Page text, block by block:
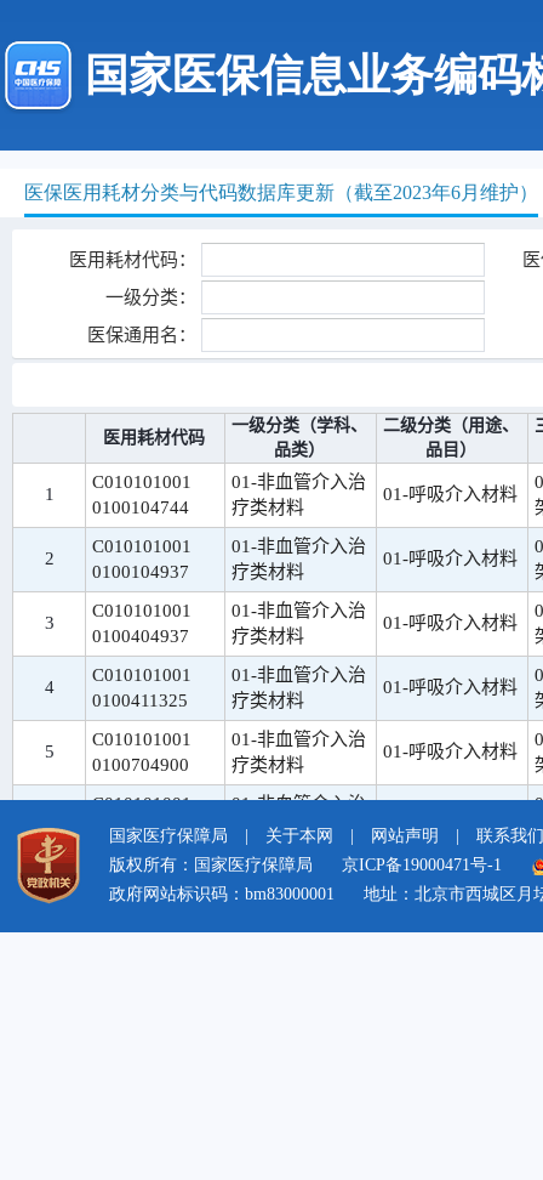
国家医保信息业务编码
医保医用耗材分类与代码数据库更新（截至2023年6月维护）
国家医疗保障局 关于本网 网站声明
联系我们
版权所有：国家医疗保障局
京ICP备19000471号-1
政府网站标识码：bm83000001
地址：北京市西城区月